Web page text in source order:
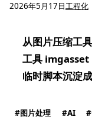
2026年5月17日工程化
从图片压缩工
工具 imgasset
临时脚本沉淀
图片处理 AI